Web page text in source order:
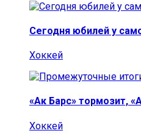
Сегодня юбилей у
Хоккей
«Ак Барс» тормозит,
Хоккей